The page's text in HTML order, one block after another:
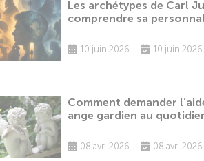
Les archétypes de Carl
comprendre sa
10 juin 2026 10 juin 2026
Comment demander
ange gardien au
08 avr. 2026 08 avr. 2026